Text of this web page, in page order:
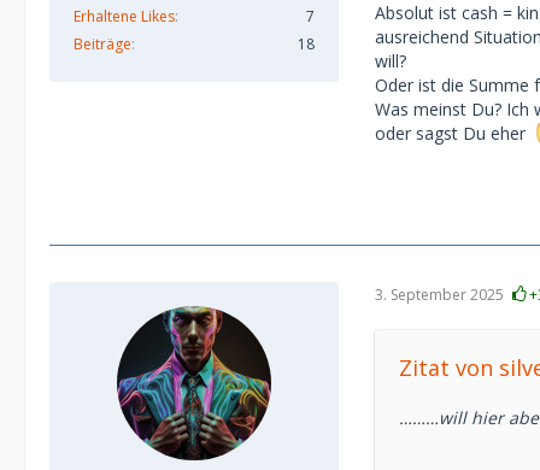
Erhaltene Likes
7
Beiträge
18
Absolut ist cash =
ausreichend
will?
Oder ist die Summe
Was meinst Du? Ich
oder sagst Du eher
3. September 2025
Zitat von
………will hier